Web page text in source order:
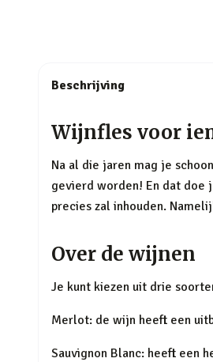
Beschrijving
Wijnfles voor
Na al die jaren mag je
gevierd worden! En dat doe
precies zal inhouden.
Over de wijnen
Je kunt kiezen uit drie
Merlot: de wijn heeft een
Sauvignon Blanc: heeft een